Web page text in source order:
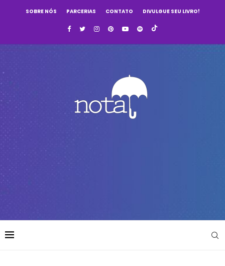
SOBRE NÓS PARCERIAS CONTATO DIVULGUE SEU LIVRO!